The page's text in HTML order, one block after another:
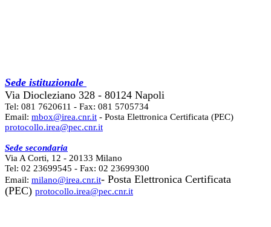
Sede istituzionale
Via Diocleziano 328 - 80124 Napoli
Tel: 081 7620611 - Fax: 081 5705734
Email: mbox@irea.cnr.it - Posta Elettronica Certificata (PEC)
protocollo.irea@pec.cnr.it
Sede secondaria
Via A Corti, 12 - 20133 Milano
Tel: 02 23699545 - Fax: 02 23699300
Email: milano@irea.cnr.it- Posta Elettronica Certificata
(PEC) protocollo.irea@pec.cnr.it